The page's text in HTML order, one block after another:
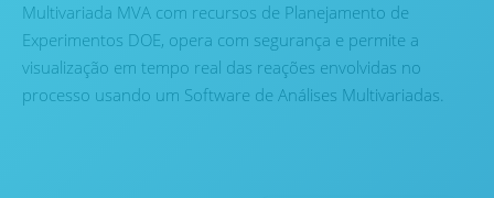
Multivariada MVA com recursos de Planejamento de
Experimentos DOE, opera com segurança e permite a
visualização em tempo real das reações envolvidas no
processo usando um Software de Análises Multivariadas.